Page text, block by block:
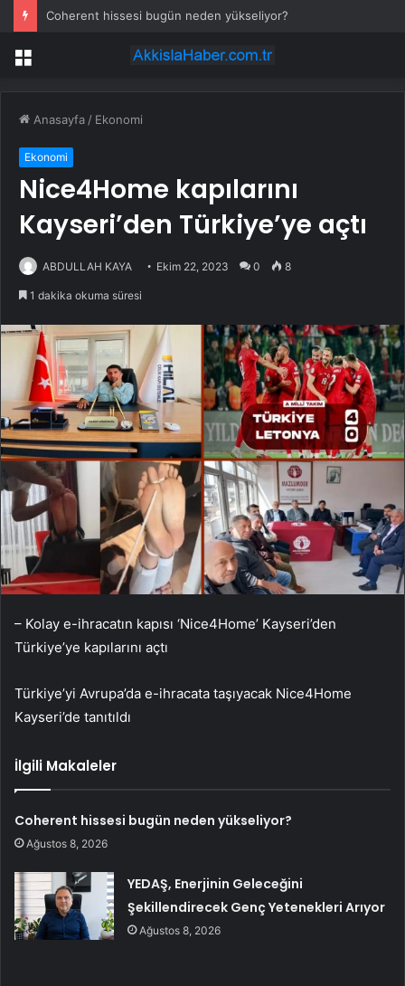
Coherent hissesi bugün neden yükseliyor?
Menü
Anasayfa / Ekonomi
Ekonomi
Nice4Home kapılarını
Kayseri’den Türkiye’ye açtı
ABDULLAH KAYA Ekim 22, 2023 0 8
1 dakika okuma süresi
– Kolay e-ihracatın kapısı ‘Nice4Home’ Kayseri’den
Türkiye’ye kapılarını açtı
Türkiye’yi Avrupa’da e-ihracata taşıyacak Nice4Home
Kayseri’de tanıtıldı
İlgili Makaleler
Coherent hissesi bugün neden yükseliyor?
Ağustos 8, 2026
YEDAŞ, Enerjinin Geleceğini
Şekillendirecek Genç Yetenekleri Arıyor
Ağustos 8, 2026